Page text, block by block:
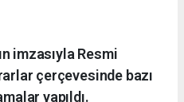
imzasıyla Resmi
çerçevesinde bazı
yapıldı.